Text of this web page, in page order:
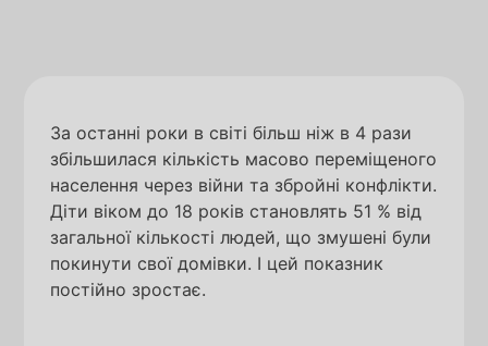
За останні роки в світі більш ніж в 4 рази
збільшилася кількість масово переміщеного
населення через війни та збройні конфлікти.
Діти віком до 18 років становлять 51 % від
загальної кількості людей, що змушені були
покинути свої домівки. І цей показник
постійно зростає.